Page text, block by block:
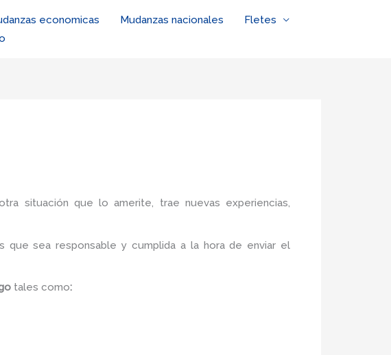
economicas Mudanzas nacionales
Fletes
situación que lo amerite, trae nuevas experiencias,
que sea responsable y cumplida a la hora de enviar el
tales como: